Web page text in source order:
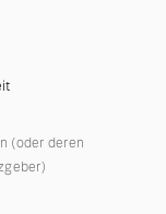
(oder deren